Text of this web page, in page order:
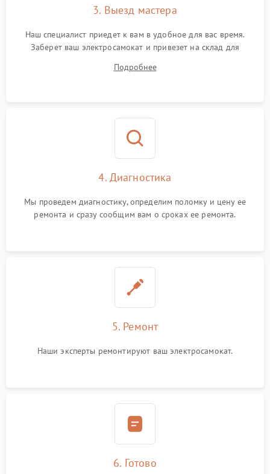
3. Выезд мастера
Наш специалист приедет к вам в удобное для вас время.
Заберет ваш электросамокат и привезет на склад для
Подробнее
4. Диагностика
Мы проведем диагностику, определим поломку и цену ее
ремонта и сразу сообщим вам о сроках ее ремонта.
5. Ремонт
Наши эксперты ремонтируют ваш электросамокат.
6. Готово